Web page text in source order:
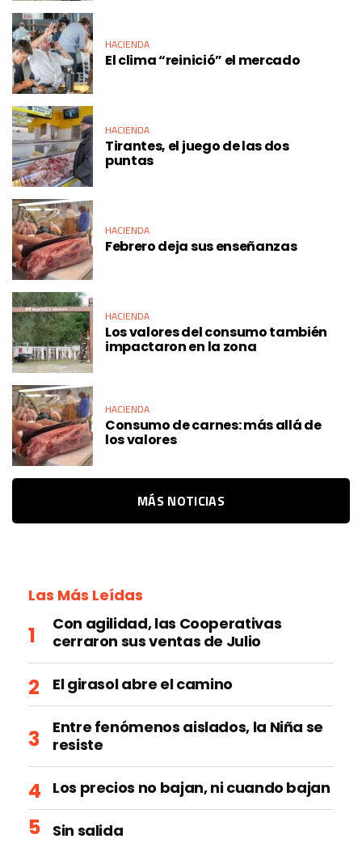
HACIENDA
El clima “reinició” el mercado
HACIENDA
Tirantes, el juego de las dos
puntas
HACIENDA
Febrero deja sus enseñanzas
HACIENDA
Los valores del consumo también
impactaron en la zona
HACIENDA
Consumo de carnes: más allá de
los valores
MÁS NOTICIAS
Las Más Leídas
Con agilidad, las Cooperativas
cerraron sus ventas de Julio
El girasol abre el camino
Entre fenómenos aislados, la Niña se
resiste
Los precios no bajan, ni cuando bajan
Sin salida